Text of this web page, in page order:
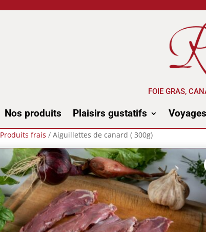
FOIE GRAS,
Nos produits Plaisirs gustatifs
Produits frais / Aiguillettes de canard ( 300g)